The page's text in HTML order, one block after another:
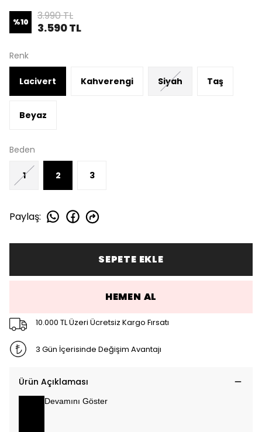
%10 3.990 TL
3.590 TL
Renk
Lacivert Kahverengi Siyah Taş
Beyaz
Beden
1 2 3
Paylaş:
SEPETE EKLE
HEMEN AL
10.000 TL Üzeri Ücretsiz Kargo Fırsatı
3 Gün İçerisinde Değişim Avantajı
Ürün Açıklaması
Devamını Göster